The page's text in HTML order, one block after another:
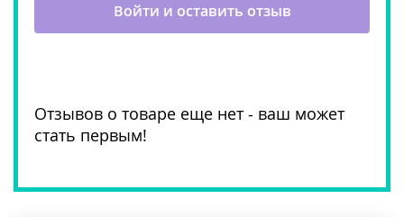
Отзывов о товаре еще нет - ваш может
стать первым!
Войти и оставить отзыв